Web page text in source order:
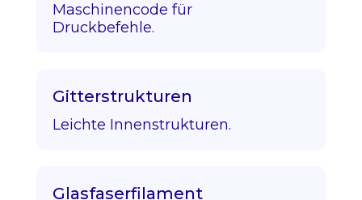
Maschinencode für
Druckbefehle.
Gitterstrukturen
Leichte Innenstrukturen.
Glasfaserfilament